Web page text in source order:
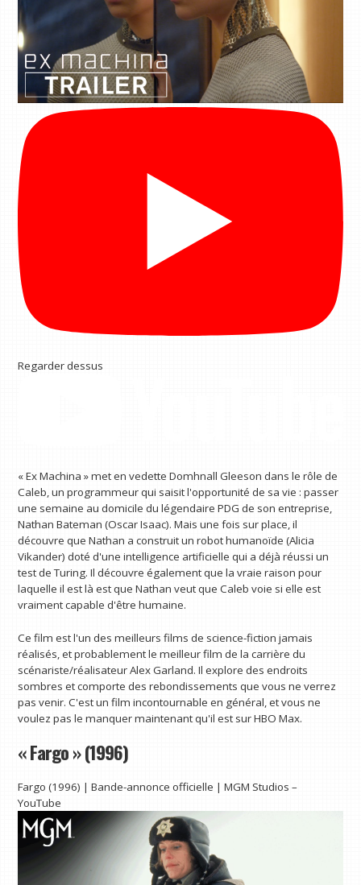
Regarder dessus
« Ex Machina » met en vedette Domhnall Gleeson dans le rôle de
Caleb, un programmeur qui saisit l'opportunité de sa vie : passer
une semaine au domicile du légendaire PDG de son entreprise,
Nathan Bateman (Oscar Isaac). Mais une fois sur place, il
découvre que Nathan a construit un robot humanoïde (Alicia
Vikander) doté d'une intelligence artificielle qui a déjà réussi un
test de Turing. Il découvre également que la vraie raison pour
laquelle il est là est que Nathan veut que Caleb voie si elle est
vraiment capable d'être humaine.
Ce film est l'un des meilleurs films de science-fiction jamais
réalisés, et probablement le meilleur film de la carrière du
scénariste/réalisateur Alex Garland. Il explore des endroits
sombres et comporte des rebondissements que vous ne verrez
pas venir. C'est un film incontournable en général, et vous ne
voulez pas le manquer maintenant qu'il est sur HBO Max.
« Fargo » (1996)
Fargo (1996) | Bande-annonce officielle | MGM Studios –
YouTube